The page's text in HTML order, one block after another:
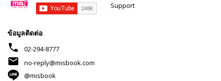
Support
ข้อมูลติดต่อ
phone 02-294-8777
mail
no-reply@misbook.com
@misbook